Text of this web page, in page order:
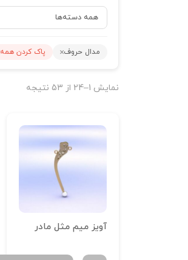
مدال حروف پاک کردن همه
نمایش 1–24 از 53 نتیجه
آویز میم مثل مادر